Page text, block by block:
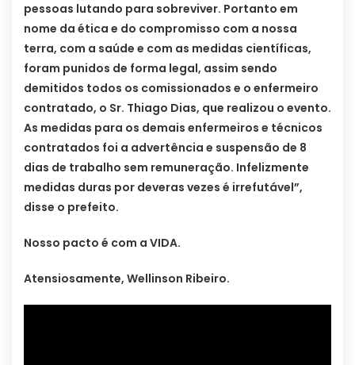
pessoas lutando para sobreviver. Portanto em
nome da ética e do compromisso com a nossa
terra, com a saúde e com as medidas científicas,
foram punidos de forma legal, assim sendo
demitidos todos os comissionados e o enfermeiro
contratado, o Sr. Thiago Dias, que realizou o evento.
As medidas para os demais enfermeiros e técnicos
contratados foi a advertência e suspensão de 8
dias de trabalho sem remuneração. Infelizmente
medidas duras por deveras vezes é irrefutável”,
disse o prefeito.
Nosso pacto é com a VIDA.
Atensiosamente, Wellinson Ribeiro.